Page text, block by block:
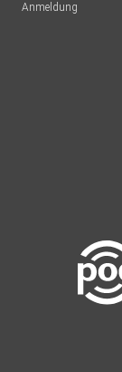
Anmeldung